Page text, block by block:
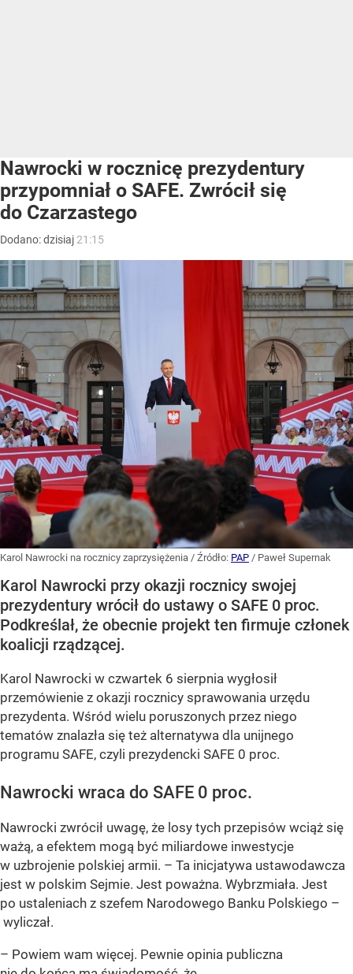
Nawrocki w rocznicę prezydentury
przypomniał o SAFE. Zwrócił się
do Czarzastego
Dodano:dzisiaj 21:15
Karol Nawrocki na rocznicy zaprzysiężenia / Źródło: PAP / Paweł Supernak
Karol Nawrocki przy okazji rocznicy swojej
prezydentury wrócił do ustawy o SAFE 0 proc.
Podkreślał, że obecnie projekt ten firmuje członek
koalicji rządzącej.
Karol Nawrocki w czwartek 6 sierpnia wygłosił
przemówienie z okazji rocznicy sprawowania urzędu
prezydenta. Wśród wielu poruszonych przez niego
tematów znalazła się też alternatywa dla unijnego
programu SAFE, czyli prezydencki SAFE 0 proc.
Nawrocki wraca do SAFE 0 proc.
Nawrocki zwrócił uwagę, że losy tych przepisów wciąż się
ważą, a efektem mogą być miliardowe inwestycje
w uzbrojenie polskiej armii. – Ta inicjatywa ustawodawcza
jest w polskim Sejmie. Jest poważna. Wybrzmiała. Jest
po ustaleniach z szefem Narodowego Banku Polskiego –
wyliczał.
– Powiem wam więcej. Pewnie opinia publiczna